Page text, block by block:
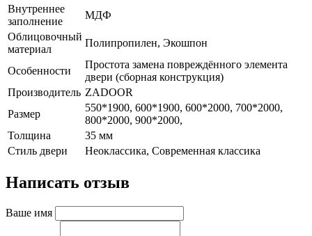
Внутреннее
заполнение
МДФ
Облицовочный
материал
Полипропилен, Экошпон
Особенности
Простота замена повреждённого элемента
двери (сборная конструкция)
Производитель ZADOOR
Размер
550*1900, 600*1900, 600*2000, 700*2000,
800*2000, 900*2000,
Толщина
35 мм
Стиль двери
Неоклассика, Современная классика
Написать отзыв
Ваше имя